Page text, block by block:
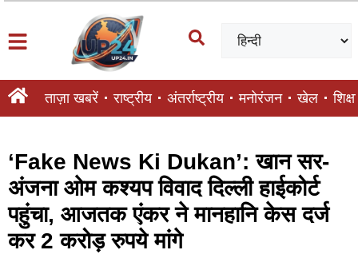
ताज़ा खबरें राष्ट्रीय अंतर्राष्ट्रीय मनोरंजन खेल शिक्षा
‘Fake News Ki Dukan’: खान सर-
अंजना ओम कश्यप विवाद दिल्ली हाईकोर्ट
पहुंचा, आजतक एंकर ने मानहानि केस दर्ज
कर 2 करोड़ रुपये मांगे